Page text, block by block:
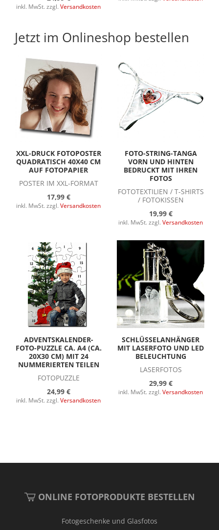
inkl. MwSt. zzgl. Versandkosten
Jetzt im Onlineshop bestellen
XXL-DRUCK FOTOPOSTER
QUADRATISCH 40X40 CM
AUF FOTOPAPIER
POSTER IM XXL-FORMAT
17,99 €
inkl. MwSt. zzgl. Versandkosten
FOTO-STRING-TANGA
VORN UND HINTEN
BEDRUCKT MIT IHREN
FOTOS
FOTOTEXTILIEN / T-SHIRTS
/ FOTOKISSEN
19,99 €
inkl. MwSt. zzgl. Versandkosten
ADVENTSKALENDER-
FOTO-PUZZLE CA. A4 (CA.
20X30 CM) MIT 24
NUMMERIERTEN TEILEN
FOTOPUZZLE
24,99 €
inkl. MwSt. zzgl. Versandkosten
SCHLÜSSELANHÄNGER
MIT LASERFOTO UND LED
BELEUCHTUNG
LASERFOTOS
29,99 €
inkl. MwSt. zzgl. Versandkosten
ONLINE FOTOPRODUKTE BESTELLEN
Fotogeschenke und Glasfotos